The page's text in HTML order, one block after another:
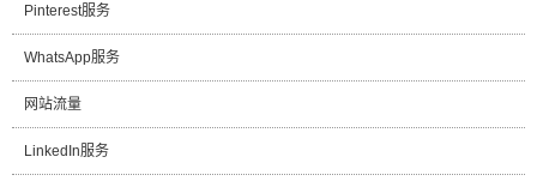
Pinterest服务
WhatsApp服务
网站流量
LinkedIn服务